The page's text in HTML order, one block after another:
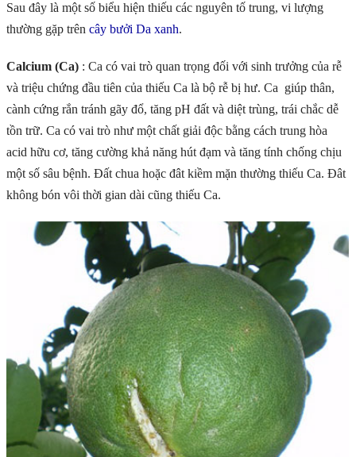
Sau đây là một số biểu hiện thiếu các nguyên tố trung, vi lượng
thường gặp trên cây bưởi Da xanh.
Calcium (Ca) : Ca có vai trò quan trọng đối với sinh trưởng của rễ
và triệu chứng đầu tiên của thiếu Ca là bộ rễ bị hư. Ca giúp thân,
cành cứng rắn tránh gãy đổ, tăng pH đất và diệt trùng, trái chắc dễ
tồn trữ. Ca có vai trò như một chất giải độc bằng cách trung hòa
acid hữu cơ, tăng cường khả năng hút đạm và tăng tính chống chịu
một số sâu bệnh. Đất chua hoặc đât kiềm mặn thường thiếu Ca. Đât
không bón vôi thời gian dài cũng thiếu Ca.